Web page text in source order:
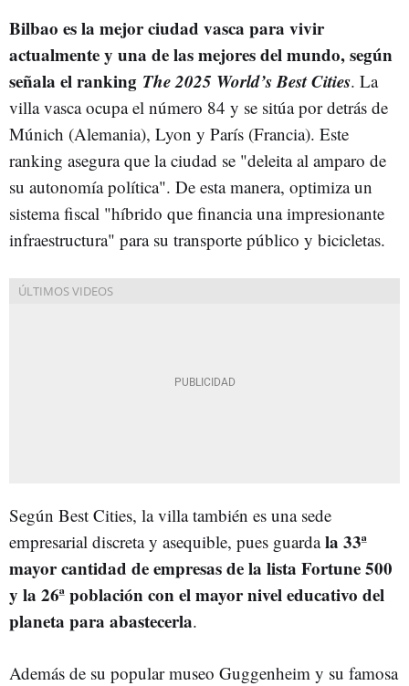
Bilbao es la mejor ciudad vasca para vivir
actualmente y una de las mejores del mundo, según
señala el ranking The 2025 World’s Best Cities. La
villa vasca ocupa el número 84 y se sitúa por detrás de
Múnich (Alemania), Lyon y París (Francia). Este
ranking asegura que la ciudad se "deleita al amparo de
su autonomía política". De esta manera, optimiza un
sistema fiscal "híbrido que financia una impresionante
infraestructura" para su transporte público y bicicletas.
Según Best Cities, la villa también es una sede
empresarial discreta y asequible, pues guardala 33ª
mayor cantidad de empresas de la lista Fortune 500
y la 26ª población con el mayor nivel educativo del
planeta para abastecerla.
Además de su popular museo Guggenheim y su famosa